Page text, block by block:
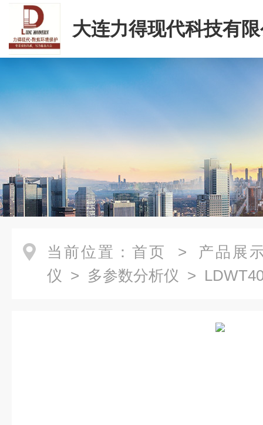
大连力得现代科技有
当前位置： 首页 > 产品展
仪 > 多参数分析仪 >